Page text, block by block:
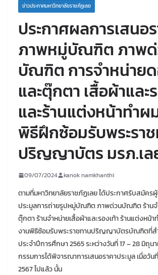
ข่าวประกาศมหาวิทยาลัยราชภัฏเลย
ประกาศผลการเสนอ
ภาพหมู่บัณฑิต ภาพ
บัณฑิต การจำหน่าย
และตุ๊กตา เสื้อผ้าและ
และร้านแต่งหน้าทำผ
พิธีฝึกซ้อมรับพระรา
ปริญญาบัตร มรภ.เล
09/07/2024 kanok namkhanthi
ตามที่มหาวิทยาลัยราชภัฏเลย ได้ประกาศรับสมัคร
ประมูลการถ่ายรูปหมู่บัณฑิต ภาพด่วนบัณฑิต ร้านจ
ตุ๊กตา ร้านจำหน่ายเสื้อผ้าและรองเท้า ร้านแต่งหน้
งานพิธีซ้อมรับพระราชทานปริญญาบัตรบัณฑิตที่ส
ประจำปีการศึกษา 2565 ระหว่างวันที่ 17 – 28 มิถุน
กรรมการได้พิจารณาการเสนอราคาประมูล เมื่อวั
2567 ไปแล้ว นั้น